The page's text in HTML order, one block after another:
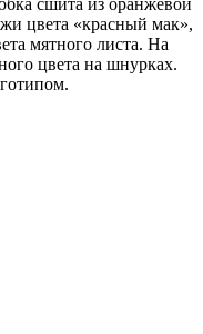
сшита из оранжевой
цвета «красный мак»,
мятного листа. На
цвета на шнурках.